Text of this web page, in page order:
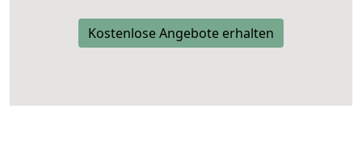
Kostenlose Angebote erhalten